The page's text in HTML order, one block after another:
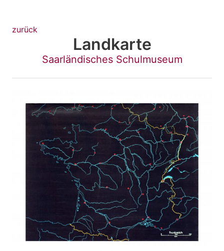
zurück
Landkarte
Saarländisches Schulmuseum